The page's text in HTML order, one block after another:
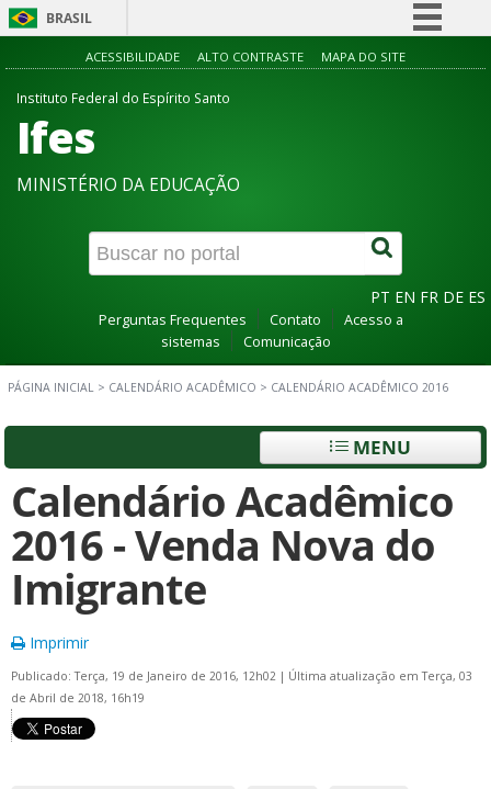
BRASIL
Simplifique!
Canais
ACESSIBILIDADE ALTO CONTRASTE MAPA DO SITE
Instituto Federal do Espírito Santo
Ifes
MINISTÉRIO DA EDUCAÇÃO
PT EN FR DE ES
Perguntas Frequentes Contato
Acesso a
sistemas
Comunicação
PÁGINA INICIAL > CALENDÁRIO ACADÊMICO > CALENDÁRIO ACADÊMICO 2016
MENU
Calendário Acadêmico
2016 - Venda Nova do
Imigrante
Imprimir
Publicado: Terça, 19 de Janeiro de 2016, 12h02 | Última atualização em Terça, 03
de Abril de 2018, 16h19